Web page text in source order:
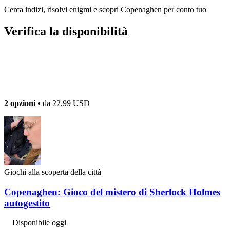
Cerca indizi, risolvi enigmi e scopri Copenaghen per conto tuo
Verifica la disponibilità
2 opzioni • da 22,99 USD
Giochi alla scoperta della città
Copenaghen: Gioco del mistero di Sherlock Holmes
autogestito
Disponibile oggi